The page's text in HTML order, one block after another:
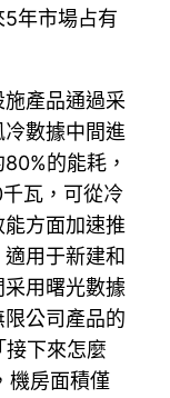
年市場占有
產品通過采
數據中間進
的能耗，
瓦，可從冷
方面加速推
用于新建和
用曙光數據
公司產品的
接下來怎麼
機房面積僅